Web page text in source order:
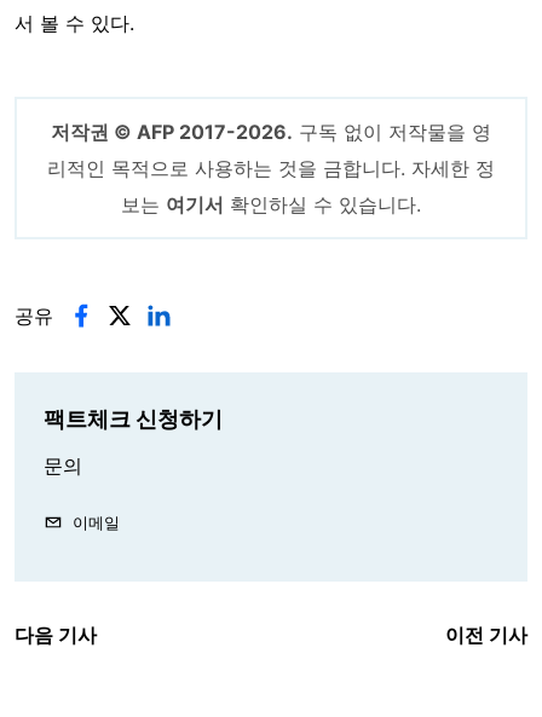
서 볼 수 있다.
저작권 © AFP 2017-2026. 구독 없이 저작물을 영
리적인 목적으로 사용하는 것을 금합니다. 자세한 정
보는 여기서 확인하실 수 있습니다.
공유
팩트체크 신청하기
문의
이메일
다음 기사 이전 기사